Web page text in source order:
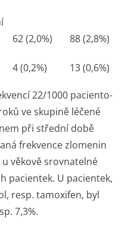
62 (2,0%) 88 (2,8%)
4 (0,2%) 13 (0,6%)
22/1000 paciento-
ve skupině léčené
při střední době
frekvence zlomenin
věkově srovnatelné
pacientek. U pacientek,
resp. tamoxifen, byl
7,3%.